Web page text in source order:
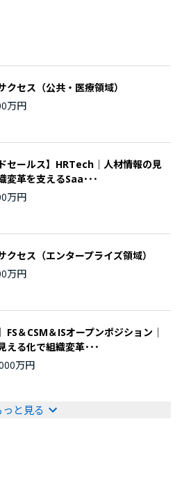
クセス（公共・医療領域）
万円
ドセールス】HRTech│人材情報の見
変革を支えるSaa･･･
万円
クセス（エンタープライズ領域）
万円
FS＆CSM＆ISオープンポジション│
える化で組織変革･･･
万円
っと見る